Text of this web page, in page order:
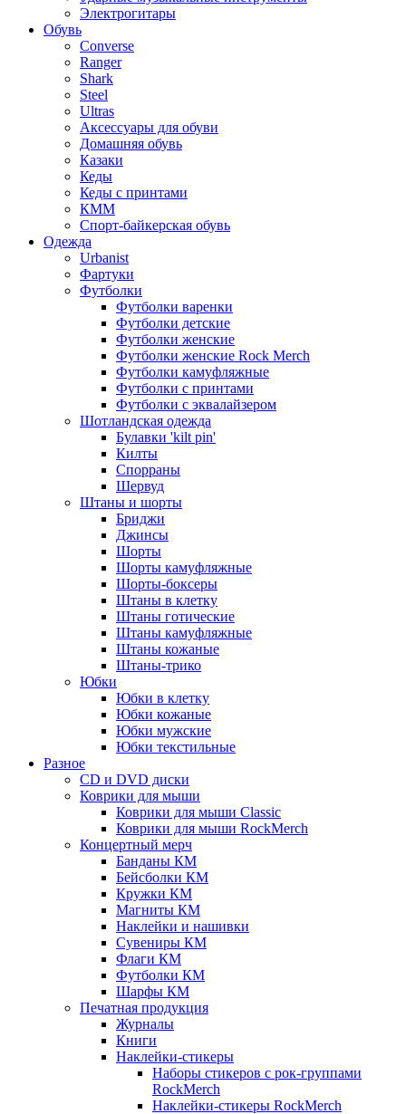
Электрогитары
Обувь
Converse
Ranger
Shark
Steel
Ultras
Аксессуары для обуви
Домашняя обувь
Казаки
Кеды
Кеды с принтами
КММ
Спорт-байкерская обувь
Одежда
Urbanist
Фартуки
Футболки
Футболки варенки
Футболки детские
Футболки женские
Футболки женские Rock Merch
Футболки камуфляжные
Футболки с принтами
Футболки с эквалайзером
Шотландская одежда
Булавки 'kilt pin'
Килты
Спорраны
Шервуд
Штаны и шорты
Бриджи
Джинсы
Шорты
Шорты камуфляжные
Шорты-боксеры
Штаны в клетку
Штаны готические
Штаны камуфляжные
Штаны кожаные
Штаны-трико
Юбки
Юбки в клетку
Юбки кожаные
Юбки мужские
Юбки текстильные
Разное
CD и DVD диски
Коврики для мыши
Коврики для мыши Classic
Коврики для мыши RockMerch
Концертный мерч
Банданы КМ
Бейсболки КМ
Кружки КМ
Магниты КМ
Наклейки и нашивки
Сувениры КМ
Флаги КМ
Футболки КМ
Шарфы КМ
Печатная продукция
Журналы
Книги
Наклейки-стикеры
Наборы стикеров с рок-группами
RockMerch
Наклейки-стикеры RockMerch